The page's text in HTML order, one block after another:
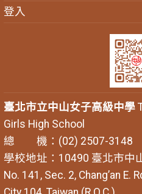
登入
臺北市立中山女子高級中學
Girls High School
總 機：(02) 2507-3148
學校地址：10490 臺北市中
No. 141, Sec. 2, Chang’an E.